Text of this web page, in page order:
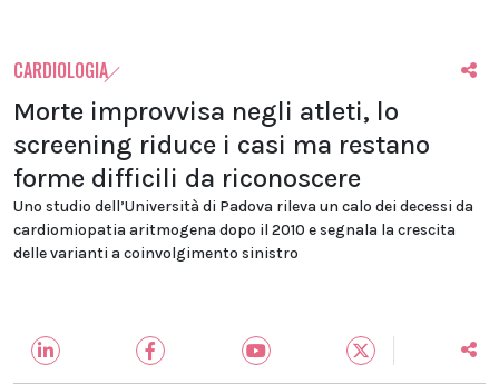
CARDIOLOGIA
Morte improvvisa negli atleti, lo
screening riduce i casi ma restano
forme difficili da riconoscere
Uno studio dell’Università di Padova rileva un calo dei decessi da
cardiomiopatia aritmogena dopo il 2010 e segnala la crescita
delle varianti a coinvolgimento sinistro